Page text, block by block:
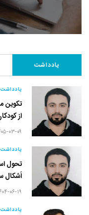
یادداشت
تکوین
از
۱۴۰۵-۰۳-
تحول
اَشکال
۱۴۰۴-۰۶-